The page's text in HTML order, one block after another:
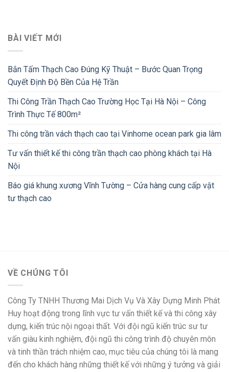
BÀI VIẾT MỚI
Bắn Tấm Thạch Cao Đúng Kỹ Thuật – Bước Quan Trọng
Quyết Định Độ Bền Của Hệ Trần
Thi Công Trần Thạch Cao Trường Học Tại Hà Nội – Công
Trình Thực Tế 800m²
Thi công trần vách thạch cao tại Vinhome ocean park gia lâm
Tư vấn thiết kế thi công trần thạch cao phòng khách tại Hà
Nội
Báo giá khung xương Vĩnh Tường – Cửa hàng cung cấp vật
tư thạch cao
VỀ CHÚNG TÔI
Công Ty TNHH Thương Mai Dịch Vụ Và Xây Dựng Minh Phát
Huy hoạt động trong lĩnh vực tư vấn thiết kế và thi công xây
dựng, kiến trúc nội ngoại thất. Với đội ngũ kiến trúc sư tư
vấn giàu kinh nghiệm, đội ngũ thi công trình độ chuyên môn
và tinh thần trách nhiệm cao, mục tiêu của chúng tôi là mang
đến cho khách hàng những thiết kế với những ý tưởng và giải